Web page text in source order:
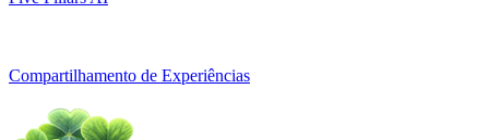
Compartilhamento de Experiências